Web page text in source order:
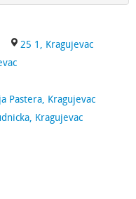
25 1, Kragujevac
Pastera, Kragujevac
Kragujevac